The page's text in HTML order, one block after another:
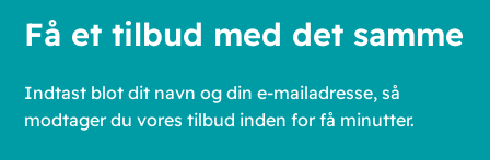
Få et tilbud med det samme
Indtast blot dit navn og din e-mailadresse, så
modtager du vores tilbud inden for få minutter.